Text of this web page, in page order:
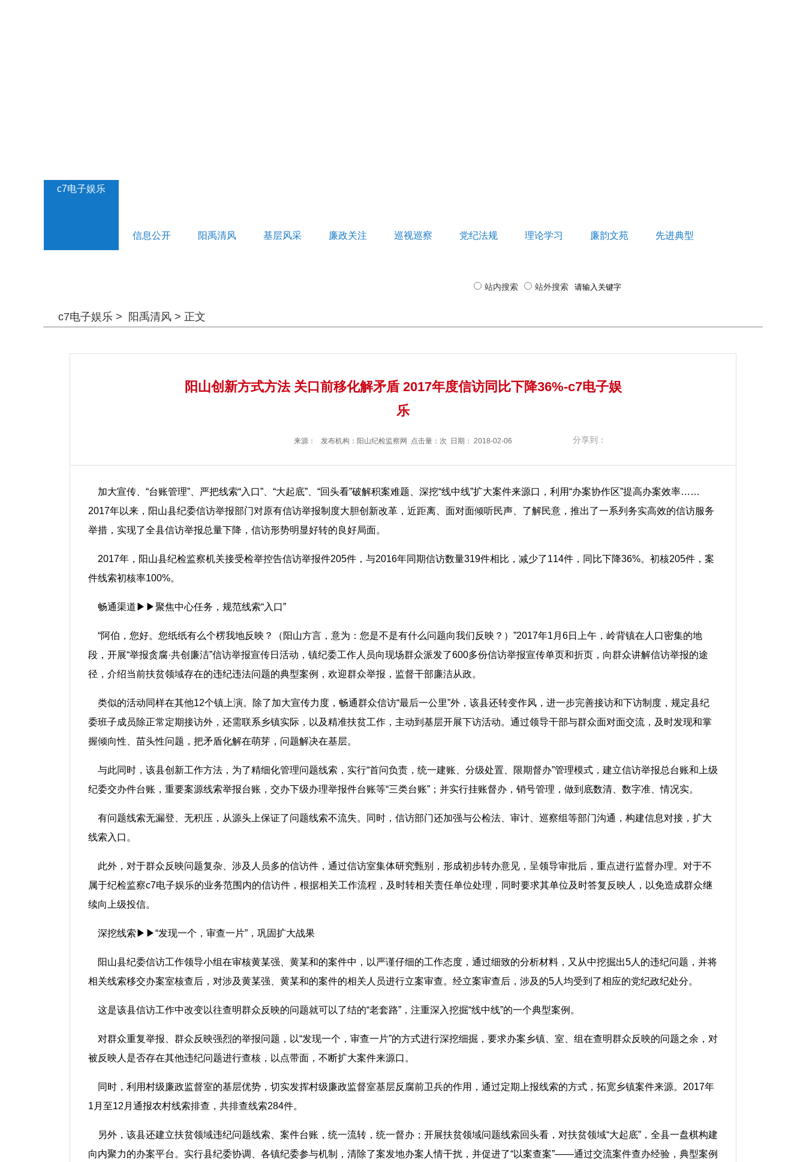
c7电子娱乐
信息公开 阳禹清风 基层风采 廉政关注 巡视巡察 党纪法规 理论学习 廉韵文苑 先进典型
站内搜索 站外搜索
c7电子娱乐 > 阳禹清风 > 正文
阳山创新方式方法 关口前移化解矛盾 2017年度信访同比下降36%-c7电子娱
乐
来源： 发布机构： 阳山纪检监察网 点击量：次 日期： 2018-02-06 分享到：
加大宣传、“台账管理”、严把线索“入口”、“大起底”、“回头看”破解积案难题、深挖“线中线”扩大案件来源口，利用“办案协作区”提高办案效率……
2017年以来，阳山县纪委信访举报部门对原有信访举报制度大胆创新改革，近距离、面对面倾听民声、了解民意，推出了一系列务实高效的信访服务
举措，实现了全县信访举报总量下降，信访形势明显好转的良好局面。
2017年，阳山县纪检监察机关接受检举控告信访举报件205件，与2016年同期信访数量319件相比，减少了114件，同比下降36%。初核205件，案
件线索初核率100%。
畅通渠道▶▶聚焦中心任务，规范线索“入口”
“阿伯，您好。您纸纸有么个楞我地反映？（阳山方言，意为：您是不是有什么问题向我们反映？）”2017年1月6日上午，岭背镇在人口密集的地
段，开展“举报贪腐·共创廉洁”信访举报宣传日活动，镇纪委工作人员向现场群众派发了600多份信访举报宣传单页和折页，向群众讲解信访举报的途
径，介绍当前扶贫领域存在的违纪违法问题的典型案例，欢迎群众举报，监督干部廉洁从政。
类似的活动同样在其他12个镇上演。除了加大宣传力度，畅通群众信访“最后一公里”外，该县还转变作风，进一步完善接访和下访制度，规定县纪
委班子成员除正常定期接访外，还需联系乡镇实际，以及精准扶贫工作，主动到基层开展下访活动。通过领导干部与群众面对面交流，及时发现和掌
握倾向性、苗头性问题，把矛盾化解在萌芽，问题解决在基层。
与此同时，该县创新工作方法，为了精细化管理问题线索，实行“首问负责，统一建账、分级处置、限期督办”管理模式，建立信访举报总台账和上级
纪委交办件台账，重要案源线索举报台账，交办下级办理举报件台账等“三类台账”；并实行挂账督办，销号管理，做到底数清、数字准、情况实。
有问题线索无漏登、无积压，从源头上保证了问题线索不流失。同时，信访部门还加强与公检法、审计、巡察组等部门沟通，构建信息对接，扩大
线索入口。
此外，对于群众反映问题复杂、涉及人员多的信访件，通过信访室集体研究甄别，形成初步转办意见，呈领导审批后，重点进行监督办理。对于不
属于纪检监察c7电子娱乐的业务范围内的信访件，根据相关工作流程，及时转相关责任单位处理，同时要求其单位及时答复反映人，以免造成群众继
续向上级投信。
深挖线索▶▶“发现一个，审查一片”，巩固扩大战果
阳山县纪委信访工作领导小组在审核黄某强、黄某和的案件中，以严谨仔细的工作态度，通过细致的分析材料，又从中挖掘出5人的违纪问题，并将
相关线索移交办案室核查后，对涉及黄某强、黄某和的案件的相关人员进行立案审查。经立案审查后，涉及的5人均受到了相应的党纪政纪处分。
这是该县信访工作中改变以往查明群众反映的问题就可以了结的“老套路”，注重深入挖掘“线中线”的一个典型案例。
对群众重复举报、群众反映强烈的举报问题，以“发现一个，审查一片”的方式进行深挖细掘，要求办案乡镇、室、组在查明群众反映的问题之余，对
被反映人是否存在其他违纪问题进行查核，以点带面，不断扩大案件来源口。
同时，利用村级廉政监督室的基层优势，切实发挥村级廉政监督室基层反腐前卫兵的作用，通过定期上报线索的方式，拓宽乡镇案件来源。2017年
1月至12月通报农村线索排查，共排查线索284件。
另外，该县还建立扶贫领域违纪问题线索、案件台账，统一流转，统一督办；开展扶贫领域问题线索回头看，对扶贫领域“大起底”，全县一盘棋构建
向内聚力的办案平台。实行县纪委协调、各镇纪委参与机制，清除了案发地办案人情干扰，并促进了“以案查案”——通过交流案件查办经验，典型案例